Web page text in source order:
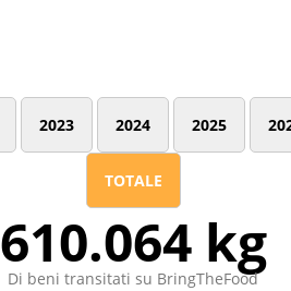
2023 2024 2025
TOTALE
610.064 kg
Di beni transitati su BringTheFood